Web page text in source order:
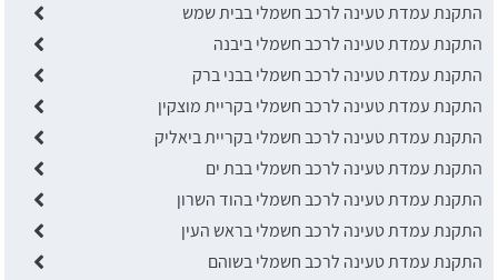
התקנת עמדת טעינה לרכב חשמלי בבית שמש
התקנת עמדת טעינה לרכב חשמלי ביבנה
התקנת עמדת טעינה לרכב חשמלי בבני ברק
התקנת עמדת טעינה לרכב חשמלי בקריית מוצקין
התקנת עמדת טעינה לרכב חשמלי בקריית ביאליק
התקנת עמדת טעינה לרכב חשמלי בבת ים
התקנת עמדת טעינה לרכב חשמלי בהוד השרון
התקנת עמדת טעינה לרכב חשמלי בראש העין
התקנת עמדת טעינה לרכב חשמלי בשוהם